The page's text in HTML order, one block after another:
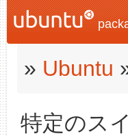
» Ubuntu
特定のス